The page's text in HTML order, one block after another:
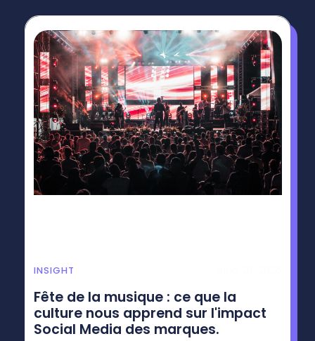
INSIGHT
Fête de la musique : ce que la
culture nous apprend sur l'impact
Social Media des marques.